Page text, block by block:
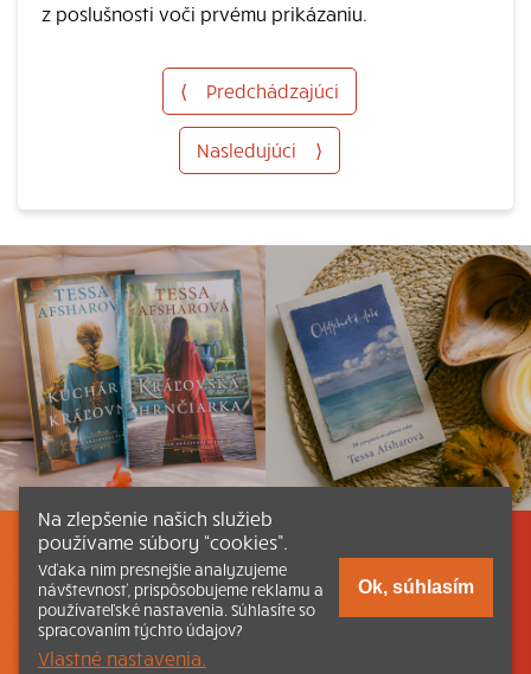
z poslušnosti voči prvému prikázaniu.
⟨ Predchádzajúci
Nasledujúci ⟩
Listovať Obsah Dokumenty a články
Kontakt Tlačená verzia Katechizmu
© 2026 katechizmus.sk |
Na zlepšenie našich služieb
používame súbory “cookies”.
Vďaka nim presnejšie analyzujeme
návštevnosť, prispôsobujeme reklamu a
používateľské nastavenia. Súhlasíte so
spracovaním týchto údajov?
Vlastné nastavenia.
Ok, súhlasím